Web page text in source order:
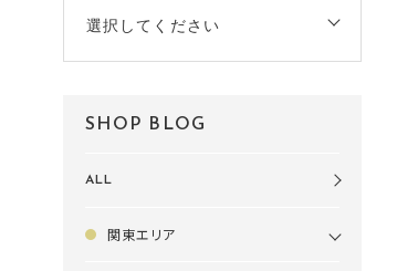
選択してください
SHOP BLOG
ALL
関東エリア